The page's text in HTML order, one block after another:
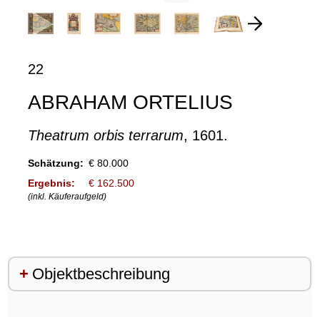
22
ABRAHAM ORTELIUS
Theatrum orbis terrarum, 1601.
Schätzung: € 80.000
Ergebnis:
€ 162.500
(inkl. Käuferaufgeld)
Objektbeschreibung